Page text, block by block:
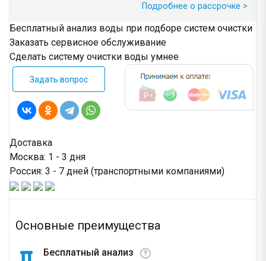
Подробнее о рассрочке >
Бесплатный анализ воды при подборе систем очистки
Заказать сервисное обслуживание
Сделать систему очистки воды умнее
Задать вопрос
Доставка
Москва: 1 - 3 дня
Россия: 3 - 7 дней (транспортными компаниями)
Основные преимущества
Бесплатный анализ